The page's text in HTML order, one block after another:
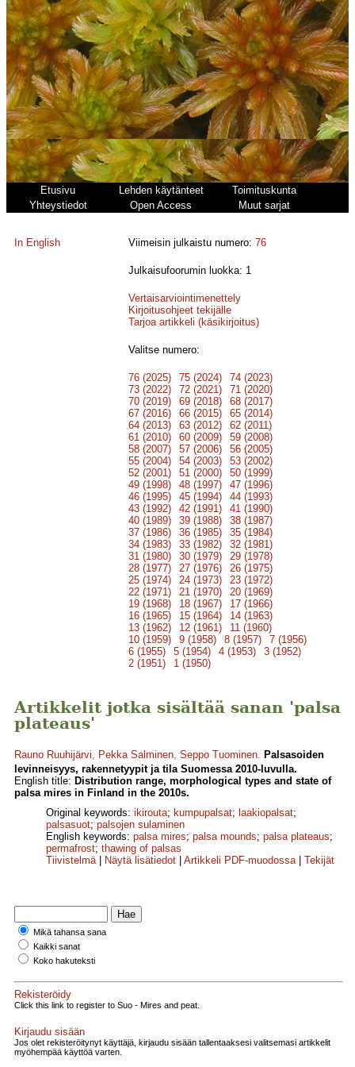
Etusivu Lehden käytänteet
Toimituskunta
Yhteystiedot
Open Access Muut sarjat
In English Viimeisin julkaistu numero:76
Julkaisufoorumin luokka: 1
Vertaisarviointimenettely
Kirjoitusohjeet tekijälle
Tarjoa artikkeli (käsikirjoitus)
Valitse numero:
76 (2025) 75 (2024)
74 (2023)
73 (2022)
72 (2021)
71 (2020)
70 (2019)
69 (2018)
68 (2017)
67 (2016)
66 (2015)
65 (2014)
64 (2013)
63 (2012)
62 (2011)
61 (2010)
60 (2009)
59 (2008)
58 (2007)
57 (2006)
56 (2005)
55 (2004)
54 (2003)
53 (2002)
52 (2001)
51 (2000)
50 (1999)
49 (1998)
48 (1997)
47 (1996)
46 (1995)
45 (1994)
44 (1993)
43 (1992)
42 (1991)
41 (1990)
40 (1989)
39 (1988)
38 (1987)
37 (1986)
36 (1985)
35 (1984)
34 (1983)
33 (1982)
32 (1981)
31 (1980)
30 (1979)
29 (1978)
28 (1977)
27 (1976)
26 (1975)
25 (1974)
24 (1973)
23 (1972)
22 (1971)
21 (1970)
20 (1969)
19 (1968)
18 (1967)
17 (1966)
16 (1965)
15 (1964)
14 (1963)
13 (1962)
12 (1961)
11 (1960)
10 (1959)
9 (1958) 8 (1957)
7 (1956)
6 (1955)
5 (1954) 4 (1953)
3 (1952)
2 (1951)
1 (1950)
Artikkelit jotka sisältää sanan 'palsa
plateaus'
Rauno Ruuhijärvi, Pekka Salminen, Seppo Tuominen. Palsasoiden
levinneisyys, rakennetyypit ja tila Suomessa 2010-luvulla.
English title: Distribution range, morphological types and state of
palsa mires in Finland in the 2010s.
Original keywords: ikirouta; kumpupalsat; laakiopalsat;
palsasuot; palsojen sulaminen
English keywords: palsa mires; palsa mounds; palsa plateaus;
permafrost; thawing of palsas
Tiivistelmä| Näytä lisätiedot Artikkeli PDF-muodossa| Tekijät
Mikä tahansa sana
Kaikki sanat
Koko hakuteksti
Rekisteröidy
Click this link to register to Suo - Mires and peat.
Kirjaudu sisään
Jos olet rekisteröitynyt käyttäjä, kirjaudu sisään tallentaaksesi valitsemasi artikkelit
myöhempää käyttöä varten.